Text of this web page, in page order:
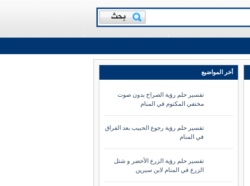
أخر المواضيع
تفسير حلم رؤية الصراخ بدون صوت
مختفي المكتوم في المنام
تفسير حلم رؤية رجوع الحبيب بعد الفراق
في المنام
تفسير حلم رؤية الزرع الأخضر و شتل
الزرع في المنام لابن سيرين